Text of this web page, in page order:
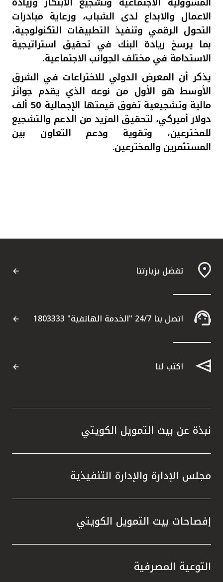
الاعمال والابداع لدى الشباب، ورعاية مبادرات
التحول الرقمي وتنفيذ التطبيقات التكنولوجية،
بما يرسخ ريادة البنك في تحقيق استراتيجية
الاستدامة في مختلف الجوانب الاجتماعية.
يذكر أن المعرض الدولي للاختراعات في الشرق
الأوسط هو الأول من نوعه الذي يقدم جوائز
مالية وتشجيعية تفوق قيمتها الإجمالية 50 ألف
دولار أميركي، لتحقيق المزيد من الدعم والتشجيع
للمخترعين، وتقوية ودعم التعاون بين
المستثمرين والمخترعين.
تفضل بزيارتنا
اتصل بنا 24/7 "الخدمة الهاتفية" 1803333
اكتب لنا
نبذة عن بيت التمويل الكويتي
مجلس الإدارة والإدارة التنفيذية
إفصاحات بيت التمويل الكويتي
التوعية المصرفية